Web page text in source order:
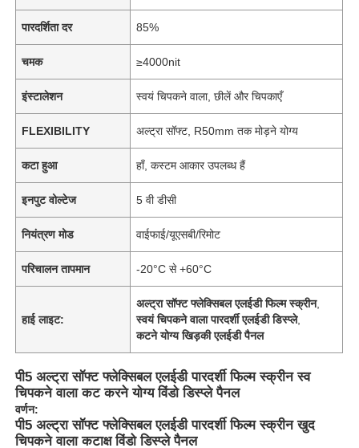
पारदर्शिता दर 85%
चमक ≥4000nit
इंस्टालेशन स्वयं चिपकने वाला, छीलें और चिपकाएँ
FLEXIBILITY अल्ट्रा सॉफ्ट, R50mm तक मोड़ने योग्य
कटा हुआ हाँ, कस्टम आकार उपलब्ध हैं
इनपुट वोल्टेज 5 वी डीसी
नियंत्रण मोड वाईफाई/यूएसबी/रिमोट
परिचालन तापमान -20°C से +60°C
हाई लाइट:
अल्ट्रा सॉफ्ट फ्लेक्सिबल एलईडी फिल्म स्क्रीन,
स्वयं चिपकने वाला पारदर्शी एलईडी डिस्प्ले,
कटने योग्य खिड़की एलईडी पैनल
पी5 अल्ट्रा सॉफ्ट फ्लेक्सिबल एलईडी पारदर्शी फिल्म स्क्रीन स्व
चिपकने वाला कट करने योग्य विंडो डिस्प्ले पैनल
वर्णन:
पी5 अल्ट्रा सॉफ्ट फ्लेक्सिबल एलईडी पारदर्शी फिल्म स्क्रीन खुद
चिपकने वाला कटाक्ष विंडो डिस्प्ले पैनल